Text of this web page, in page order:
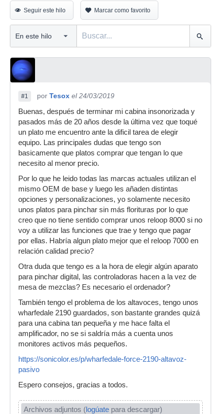
Seguir este hilo Marcar como favorito
#1 por Tesox el 24/03/2019
Buenas, después de terminar mi cabina insonorizada y
pasados más de 20 años desde la última vez que toqué
un plato me encuentro ante la dificil tarea de elegir
equipo. Las principales dudas que tengo son
basicamente que platos comprar que tengan lo que
necesito al menor precio.
Por lo que he leido todas las marcas actuales utilizan el
mismo OEM de base y luego les añaden distintas
opciones y personalizaciones, yo solamente necesito
unos platos para pinchar sin más florituras por lo que
creo que no tiene sentido comprar unos reloop 8000 si no
voy a utilizar las funciones que trae y tengo que pagar
por ellas. Habría algun plato mejor que el reloop 7000 en
relación calidad precio?
Otra duda que tengo es a la hora de elegir algún aparato
para pinchar digital, las controladoras hacen a la vez de
mesa de mezclas? Es necesario el ordenador?
También tengo el problema de los altavoces, tengo unos
wharfedale 2190 guardados, son bastante grandes quizá
para una cabina tan pequeña y me hace falta el
amplificador, no se si saldría más a cuenta unos
monitores activos más pequeños.
https://sonicolor.es/p/wharfedale-force-2190-altavoz-
pasivo
Espero consejos, gracias a todos.
Archivos adjuntos (logúate para descargar)